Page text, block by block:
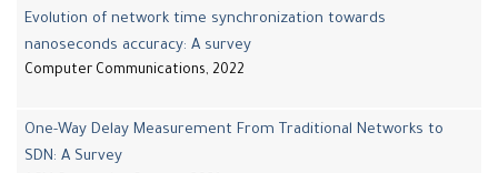
Evolution of network time synchronization towards
nanoseconds accuracy: A survey
Computer Communications, 2022
One-Way Delay Measurement From Traditional Networks to
SDN: A Survey